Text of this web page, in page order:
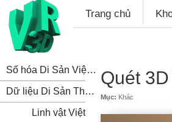
Trang chủ
Quét
Mục: Khác
Số hóa Di Sản Việt Nam
Dữ liệu Di Sản Thế Giới
Linh vật Việt